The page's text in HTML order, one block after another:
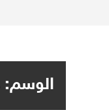
الوسم: